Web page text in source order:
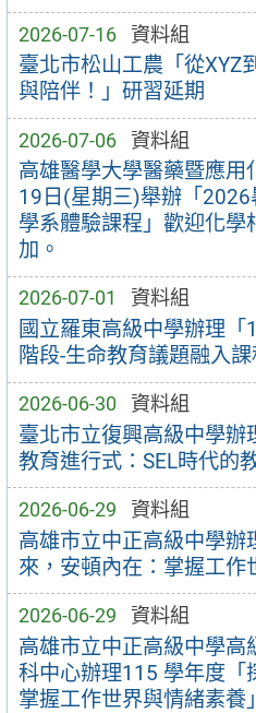
2026-07-16 資料組
臺北市松山工農「從XYZ
與陪伴！」研習延期
2026-07-06 資料組
高雄醫學大學醫藥暨應用
19日(星期三)舉辦「
學系體驗課程」歡迎化學
加。
2026-07-01 資料組
國立羅東高級中學辦理
階段-生命教育議題融入課
2026-06-30 資料組
臺北市立復興高級中學辦
教育進行式：SEL時代的
2026-06-29 資料組
高雄市立中正高級中學
來，安頓內在：掌握工作
2026-06-29 資料組
高雄市立中正高級中學高
科中心辦理115 學年度「
掌握工作世界與情緒素養